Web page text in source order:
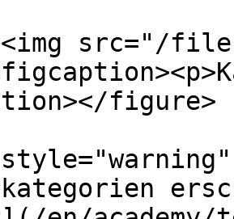
src="/files/
figure>